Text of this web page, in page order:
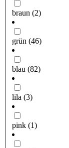
braun (2)
grün (46)
blau (82)
lila (3)
pink (1)